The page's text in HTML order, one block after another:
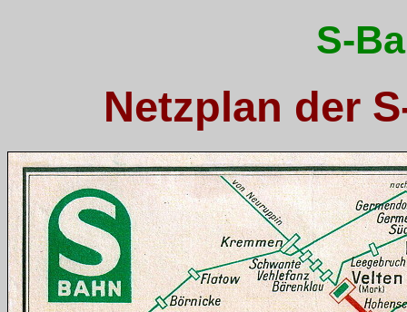
S-
Netzplan der